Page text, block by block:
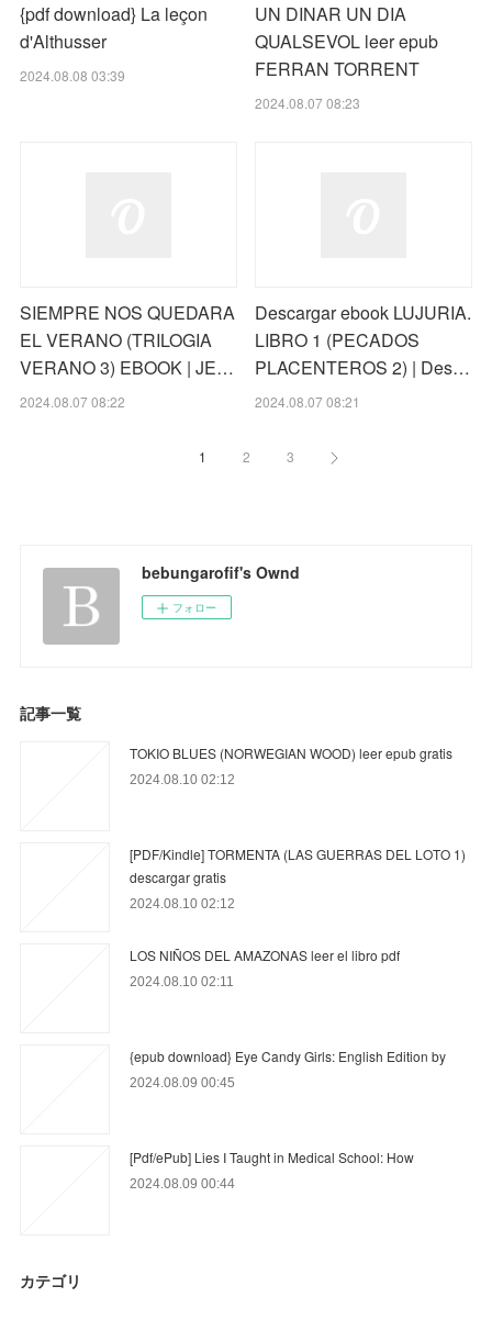
{pdf download} La leçon
d'Althusser
2024.08.08 03:39
UN DINAR UN DIA
QUALSEVOL leer epub
FERRAN TORRENT
2024.08.07 08:23
SIEMPRE NOS QUEDARA
EL VERANO (TRILOGIA
VERANO 3) EBOOK | JE…
2024.08.07 08:22
Descargar ebook LUJURIA.
LIBRO 1 (PECADOS
PLACENTEROS 2) | Des…
2024.08.07 08:21
1 2 3
bebungarofif's Ownd
フォロー
記事一覧
TOKIO BLUES (NORWEGIAN WOOD) leer epub gratis
2024.08.10 02:12
[PDF/Kindle] TORMENTA (LAS GUERRAS DEL LOTO 1)
descargar gratis
2024.08.10 02:12
LOS NIÑOS DEL AMAZONAS leer el libro pdf
2024.08.10 02:11
{epub download} Eye Candy Girls: English Edition by
2024.08.09 00:45
[Pdf/ePub] Lies I Taught in Medical School: How
2024.08.09 00:44
カテゴリ